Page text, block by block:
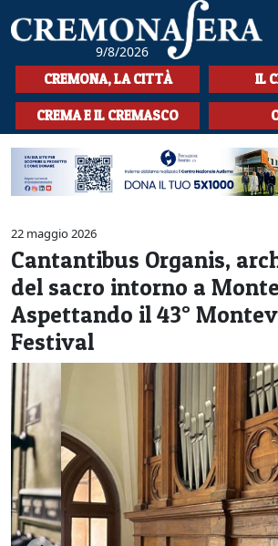
9/8/2026
HOME
CRONACA
SPORT
LA MUSICA
CULTURA
LA STORIA
SPETTACOLI
L'EDITORIALE
SEZIONI
CERCA
CREMONA, LA CITTÀ IL
CREMA E IL CREMASCO
22 maggio 2026
Cantantibus Organis,
del sacro intorno a
Aspettando il 43°
Festival